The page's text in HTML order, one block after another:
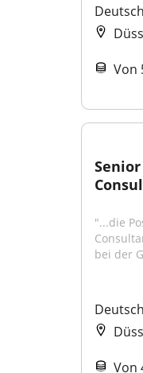
Von
Senior
"...die
bei der
Von